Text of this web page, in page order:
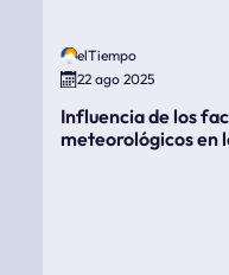
elTiempo
22 ago 2025
Influencia de los
meteorológicos en